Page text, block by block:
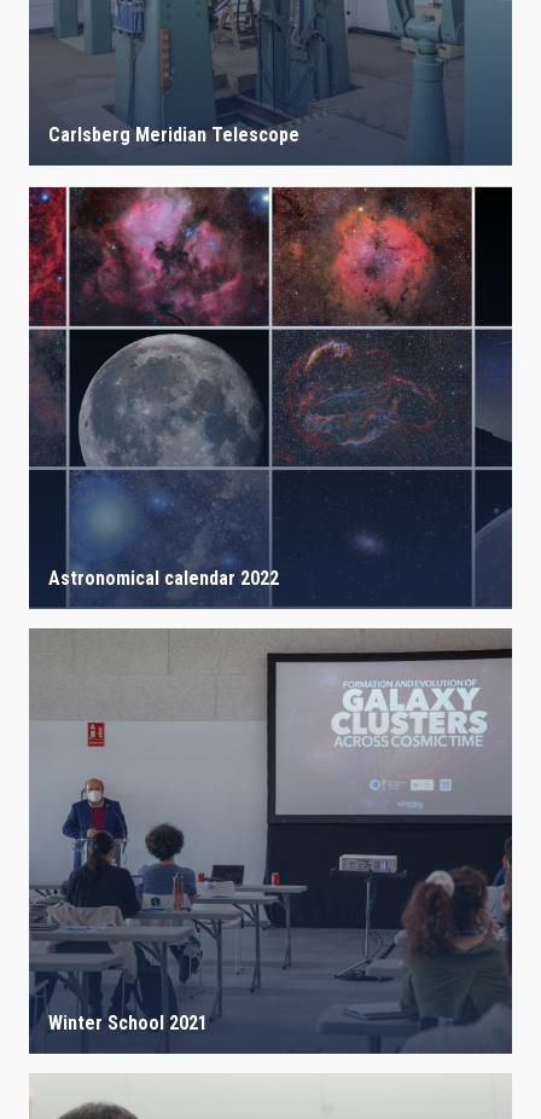
Carlsberg Meridian Telescope
Astronomical calendar 2022
Winter School 2021